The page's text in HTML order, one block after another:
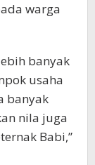
warga
banyak
usaha
banyak
nila juga
Babi,”